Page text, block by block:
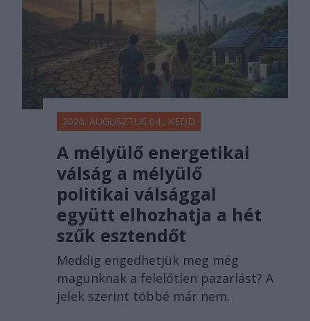
2026. AUGUSZTUS 04., KEDD
A mélyülő energetikai
válság a mélyülő
politikai válsággal
együtt elhozhatja a hét
szűk esztendőt
Meddig engedhetjük meg még
magunknak a felelőtlen pazarlást? A
jelek szerint többé már nem.